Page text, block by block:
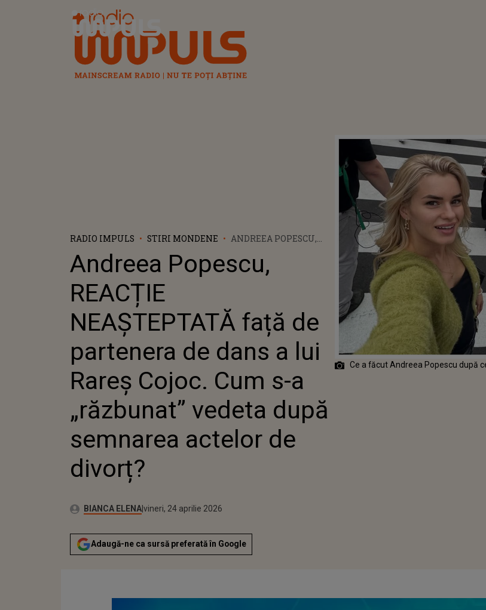
Radio Impuls
RADIO IMPULS STIRI MONDENE
ANDREEA POPESCU,
FAȚĂ DE PARTENERA DE
DANS A LUI RAREȘ
DUPĂ SEMNAREA
ACTELOR DE DIVORȚ?
Andreea Popescu,
REACȚIE
NEAȘTEPTATĂ față de
partenera de dans a lui
Rareș Cojoc. Cum s-a
„răzbunat” vedeta după
semnarea actelor de
divorț?
Autor:BIANCA ELENAPublicat:
vineri, 24 aprilie 2026
Adaugă-ne ca sursă preferată în Google
Ce a făcut Andreea Popescu după